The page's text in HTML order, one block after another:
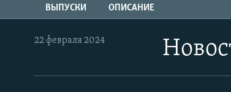
Вернуться
к
основному
АВТОРСКИЕ ПРОЕКТЫ
ЦИТАТЫ СВОБОДЫ
ВЫПУСКИ ОПИСАНИЕ
22 февраля 2024